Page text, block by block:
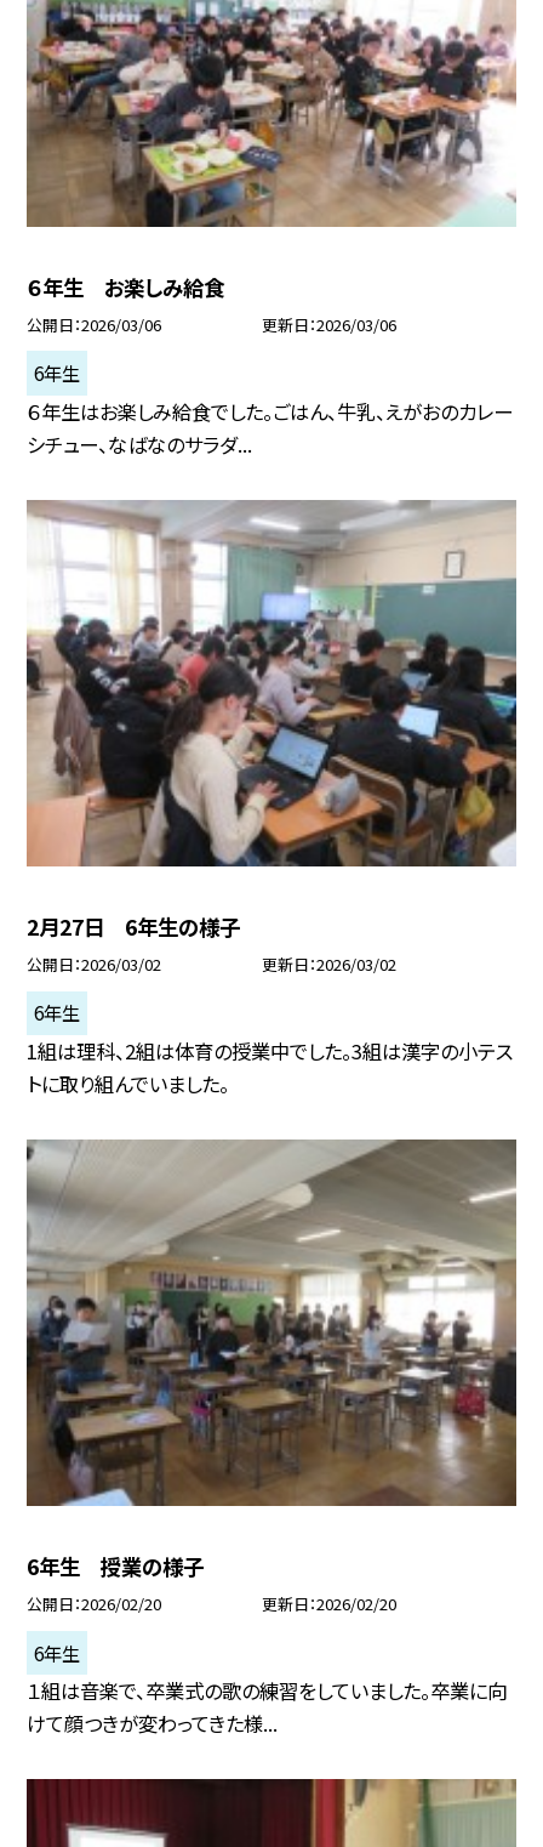
６年生 お楽しみ給食
公開日 2026/03/06 更新日 2026/03/06
6年生
６年生はお楽しみ給食でした。ごはん、牛乳、えがおのカレー
シチュー、なばなのサラダ...
2月27日 6年生の様子
公開日 2026/03/02 更新日 2026/03/02
6年生
1組は理科、2組は体育の授業中でした。3組は漢字の小テス
トに取り組んでいました。
6年生 授業の様子
公開日 2026/02/20 更新日 2026/02/20
6年生
１組は音楽で、卒業式の歌の練習をしていました。卒業に向
けて顔つきが変わってきた様...